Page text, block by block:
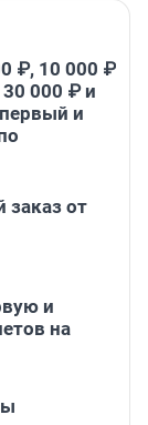
₽, 10 000 ₽
000 ₽ и
и
заказ от
и
на